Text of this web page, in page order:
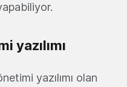
yazılımı
yazılımı olan